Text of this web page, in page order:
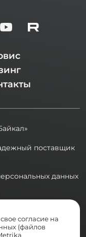
поставщик
данных
СОУТ в
согласие на
(файлов